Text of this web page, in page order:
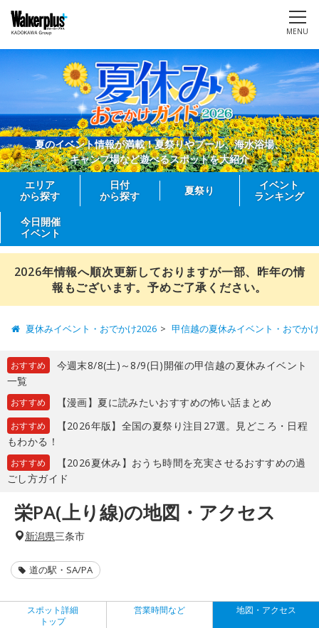
MENU
夏のイベント情報が満載！夏祭りやプール、海水浴場、
キャンプ場など遊べるスポットを大紹介
エリア
から探す
日付
から探す
夏祭り
イベント
ランキング
今日開催
イベント
2026年情報へ順次更新しておりますが一部、昨年の情
報もございます。予めご了承ください。
夏休みイベント・おでかけ2026 甲信越の夏休みイベント・おでか
おすすめ
今週末8/8(土)～8/9(日)開催の甲信越の夏休みイベント
一覧
おすすめ 【漫画】夏に読みたいおすすめの怖い話まとめ
おすすめ
【2026年版】全国の夏祭り注目27選。見どころ・日程
もわかる！
おすすめ
【2026夏休み】おうち時間を充実させるおすすめの過
ごし方ガイド
栄PA(上り線)の地図・アクセス
新潟県三条市
道の駅・SA/PA
スポット詳細
トップ
営業時間など 地図・アクセス